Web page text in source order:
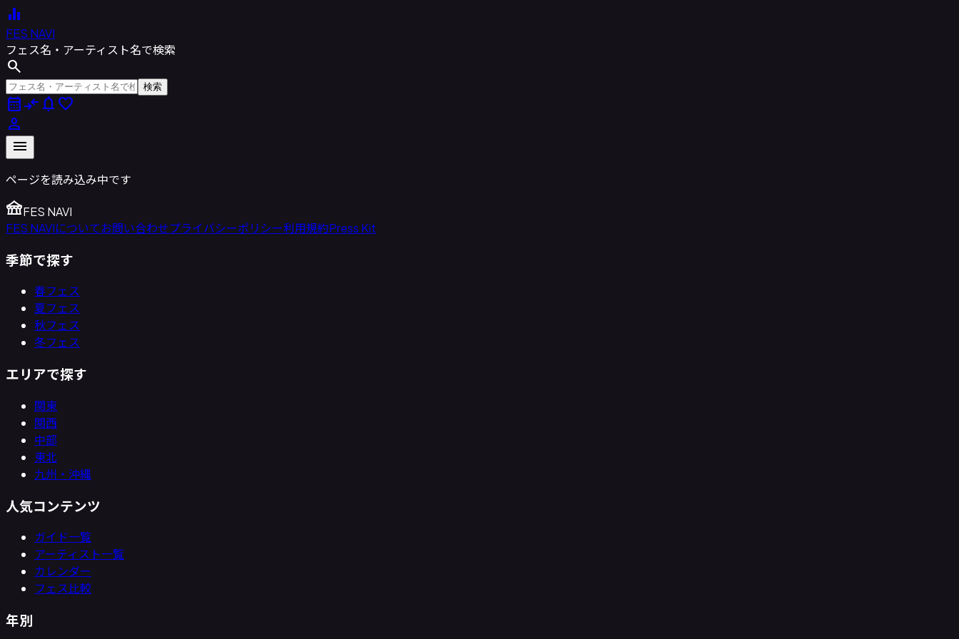
equalizer
FES NAVI
フェス名・アーティスト名で検索
search
検索
calendar_monthcompare_arrows notifications favorite
person
menu
ページを読み込み中です
festivalFES NAVI
FES NAVIについてお問い合わせプライバシーポリシー利用規約Press Kit
季節で探す
春フェス
夏フェス
秋フェス
冬フェス
エリアで探す
関東
関西
中部
東北
九州・沖縄
人気コンテンツ
ガイド一覧
アーティスト一覧
カレンダー
フェス比較
年別